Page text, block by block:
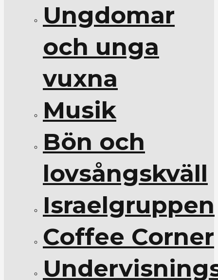
Ungdomar
och unga
vuxna
Musik
Bön och
lovsångskväll
Israelgruppen
Coffee Corner